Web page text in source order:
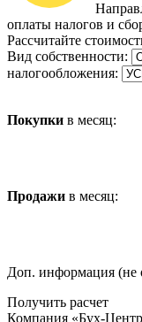
оплаты налогов и
Рассчитайте
Вид собственности:
налогообложения:
Покупки в месяц:
Продажи в месяц:
Доп. информация (не
Получить расчет
Компания «Бух-